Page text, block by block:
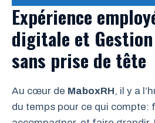
Expérience
digitale et
sans prise de tête
Au cœur de MaboxRH, il y a
du temps pour ce qui compte: